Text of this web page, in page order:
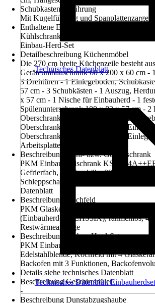
Schubkastenausführung
Mit Kugelführung und Spanplattenzarge
Enthaltene Elektrogeräte
Kühlschrank, Dunstabzugshaube,
Einbau-Herd-Set
Detailbeschreibung Küchenmöbel
Die 270 cm breite Küchenzeile besteht
Geräteumbauschrank 60 x 200 x 60 cm -
3 Drehtüren - 1 Einlegeboden,
57 cm - 3 Schubkästen - 1 Auszug,
x 57 cm - 1 Nische für Einbauherd - 1
Spülenunterschrank 100 x 82 x 57 cm - 2
Oberschrank 50 x 89 x 32 cm - 2
Oberschrank 50 x 89 x 32 cm - 2
Oberschrank 50 x 89 x 32 cm - 2
Arbeitsplatte 210 x 60 cm
Beschreibung Kühl- bzw. Gefrierschrank
PKM Einbaukühlschrank
Gefrierfach, Nischenhöhe 88 cm,
Schleppscharniertechnik, weitere Details
Datenblatt
Beschreibung Kochfeld
PKM Glaskeramikkochfeld EHS3IX,
(Einbauherd-Set EHS3IX), rahmenlos, 4
Restwärmeanzeige
Beschreibung Einbau-Herd-Set
PKM Einbauherd-Set EHS3IX,
Edelstahlblende, Kochfeld mit 4
Backofen mit 3 Funktionen,
Details siehe technisches Datenblatt
Beschreibung Geschirrspüler
-
Beschreibung Dunstabzugshaube
Technisches Datenblatt
Technisches Datenblatt